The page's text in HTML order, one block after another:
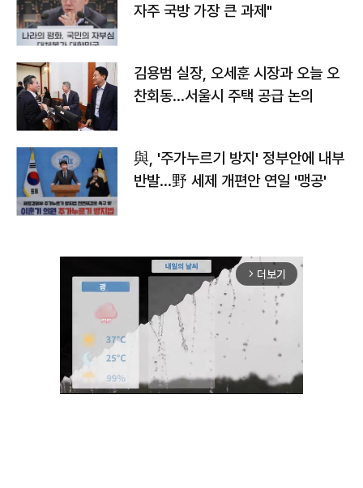
자주 국방 가장 큰 과제"
김용범 실장, 오세훈 시장과 오늘 오
찬회동...서울시 주택 공급 논의
與, '주가누르기 방지' 정부안에 내부
반발…野 세제 개편안 연일 '맹공'
arrow_forward_ios 더보기